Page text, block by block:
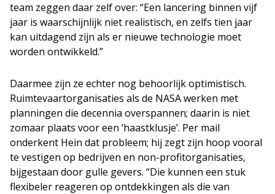
team zeggen daar zelf over: “Een lancering binnen vijf
jaar is waarschijnlijk niet realistisch, en zelfs tien jaar
kan uitdagend zijn als er nieuwe technologie moet
worden ontwikkeld.”
Daarmee zijn ze echter nog behoorlijk optimistisch.
Ruimtevaartorganisaties als de NASA werken met
planningen die decennia overspannen; daarin is niet
zomaar plaats voor een ‘haastklusje’. Per mail
onderkent Hein dat probleem; hij zegt zijn hoop vooral
te vestigen op bedrijven en non-profitorganisaties,
bijgestaan door gulle gevers. “Die kunnen een stuk
flexibeler reageren op ontdekkingen als die van